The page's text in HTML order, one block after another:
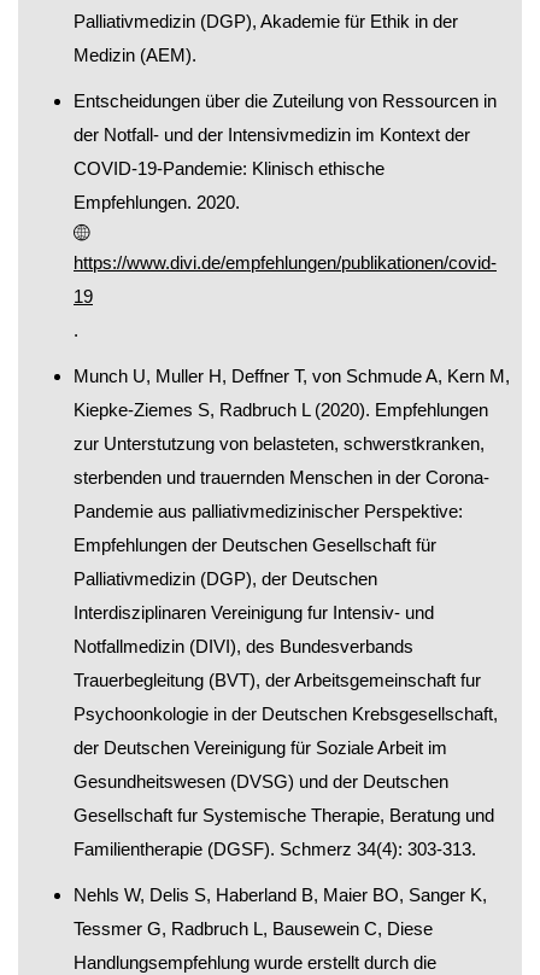
Palliativmedizin (DGP), Akademie für Ethik in der
Medizin (AEM).
Entscheidungen über die Zuteilung von Ressourcen in
der Notfall- und der Intensivmedizin im Kontext der
COVID-19-Pandemie: Klinisch ethische
Empfehlungen. 2020.
https://www.divi.de/empfehlungen/publikationen/covid-
19
.
Munch U, Muller H, Deffner T, von Schmude A, Kern M,
Kiepke-Ziemes S, Radbruch L (2020). Empfehlungen
zur Unterstutzung von belasteten, schwerstkranken,
sterbenden und trauernden Menschen in der Corona-
Pandemie aus palliativmedizinischer Perspektive:
Empfehlungen der Deutschen Gesellschaft für
Palliativmedizin (DGP), der Deutschen
Interdisziplinaren Vereinigung fur Intensiv- und
Notfallmedizin (DIVI), des Bundesverbands
Trauerbegleitung (BVT), der Arbeitsgemeinschaft fur
Psychoonkologie in der Deutschen Krebsgesellschaft,
der Deutschen Vereinigung für Soziale Arbeit im
Gesundheitswesen (DVSG) und der Deutschen
Gesellschaft fur Systemische Therapie, Beratung und
Familientherapie (DGSF). Schmerz 34(4): 303-313.
Nehls W, Delis S, Haberland B, Maier BO, Sanger K,
Tessmer G, Radbruch L, Bausewein C, Diese
Handlungsempfehlung wurde erstellt durch die